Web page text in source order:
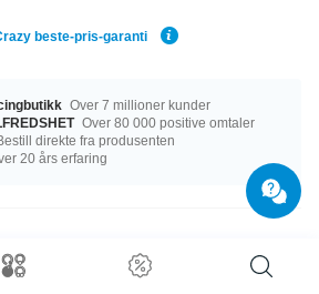
beste-pris-garanti
Over 7 millioner kunder
Over 80 000 positive omtaler
direkte fra produsenten
20 års erfaring